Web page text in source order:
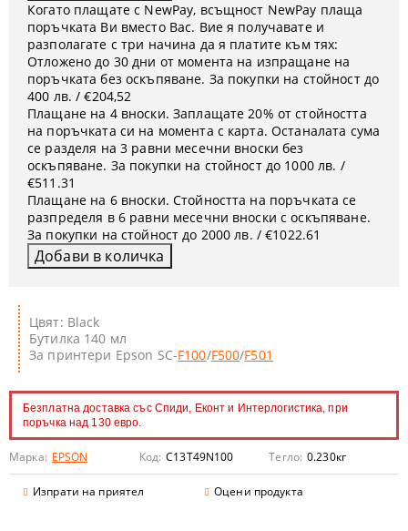
Цвят: Black
Бутилка 140 мл
За принтери Epson SC-F100/F500/F501
Безплатна доставка със Спиди, Еконт и Интерлогистика, при
поръчка над 130 евро.
Марка: EPSON Код: C13T49N100 Тегло: 0.230кг
Изпрати на приятел Оцени продукта
Когато плащате с NewPay, всъщност NewPay плаща
поръчката Ви вместо Вас. Вие я получавате и
разполагате с три начина да я платите към тях:
Отложено до 30 дни от момента на изпращане на
поръчката без оскъпяване. За покупки на стойност до
400 лв. / €204,52
Плащане на 4 вноски. Заплащате 20% от стойността
на поръчката си на момента с карта. Останалата сума
се разделя на 3 равни месечни вноски без
оскъпяване. За покупки на стойност до 1000 лв. /
€511.31
Плащане на 6 вноски. Стойността на поръчката се
разпределя в 6 равни месечни вноски с оскъпяване.
За покупки на стойност до 2000 лв. / €1022.61